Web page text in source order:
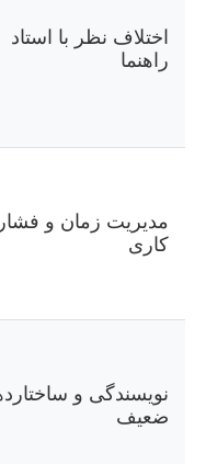
اختلاف نظر با استاد
راهنما
مدیریت زمان و فشار
کاری
نویسندگی و
ضعیف